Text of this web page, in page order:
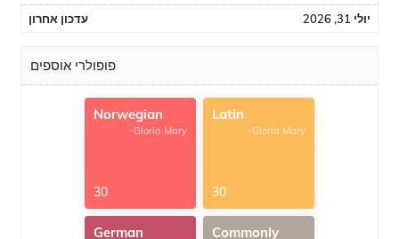
עדכון אחרון יולי 31, 2026
פופולרי אוספים
Norwegian
-Gloria Mary
30
Latin
-Gloria Mary
30
German
Commonly